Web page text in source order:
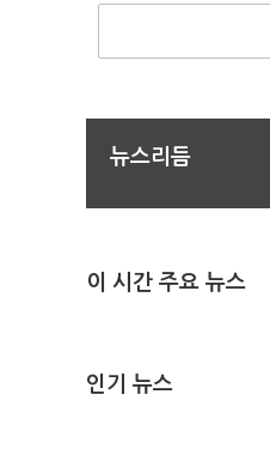
뉴스리듬
이 시간 주요 뉴스
인기 뉴스